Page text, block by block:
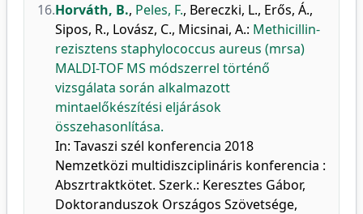
16.Horváth, B., Peles, F., Bereczki, L., Erős, Á.,
Sipos, R., Lovász, C., Micsinai, A.: Methicillin-
rezisztens staphylococcus aureus (mrsa)
MALDI-TOF MS módszerrel történő
vizsgálata során alkalmazott
mintaelőkészítési eljárások
összehasonlítása.
In: Tavaszi szél konferencia 2018
Nemzetközi multidiszciplináris konferencia :
Abszrtraktkötet. Szerk.: Keresztes Gábor,
Doktoranduszok Országos Szövetsége,